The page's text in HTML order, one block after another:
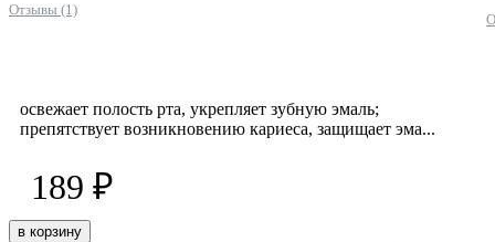
Отзывы (1)
освежает полость рта, укрепляет зубную эмаль;
препятствует возникновению кариеса, защищает эма...
189 ₽
в корзину